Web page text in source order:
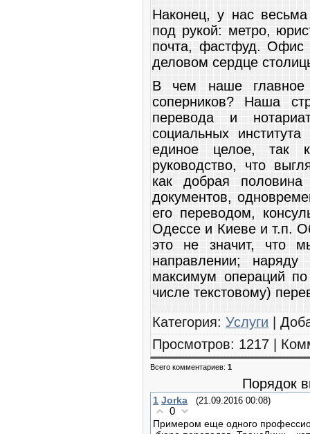
Наконец, у нас
под рукой: метро,
почта, фастфуд. Офис
деловом сердце
В чем наше главное
соперников? Наша
перевода и
социальных
единое целое, так
руководство, что
как добрая
документов,
его переводом,
Одессе и Киеве и т.п.
это не значит, что
направлении; наряду
максимум операций
числе текстовому)
Категория: Услуги |
Просмотров: 1217 |
Всего комментариев: 1
Порядок
1 Jorka (21.09.2016 00:08)
0
Примером еще одного